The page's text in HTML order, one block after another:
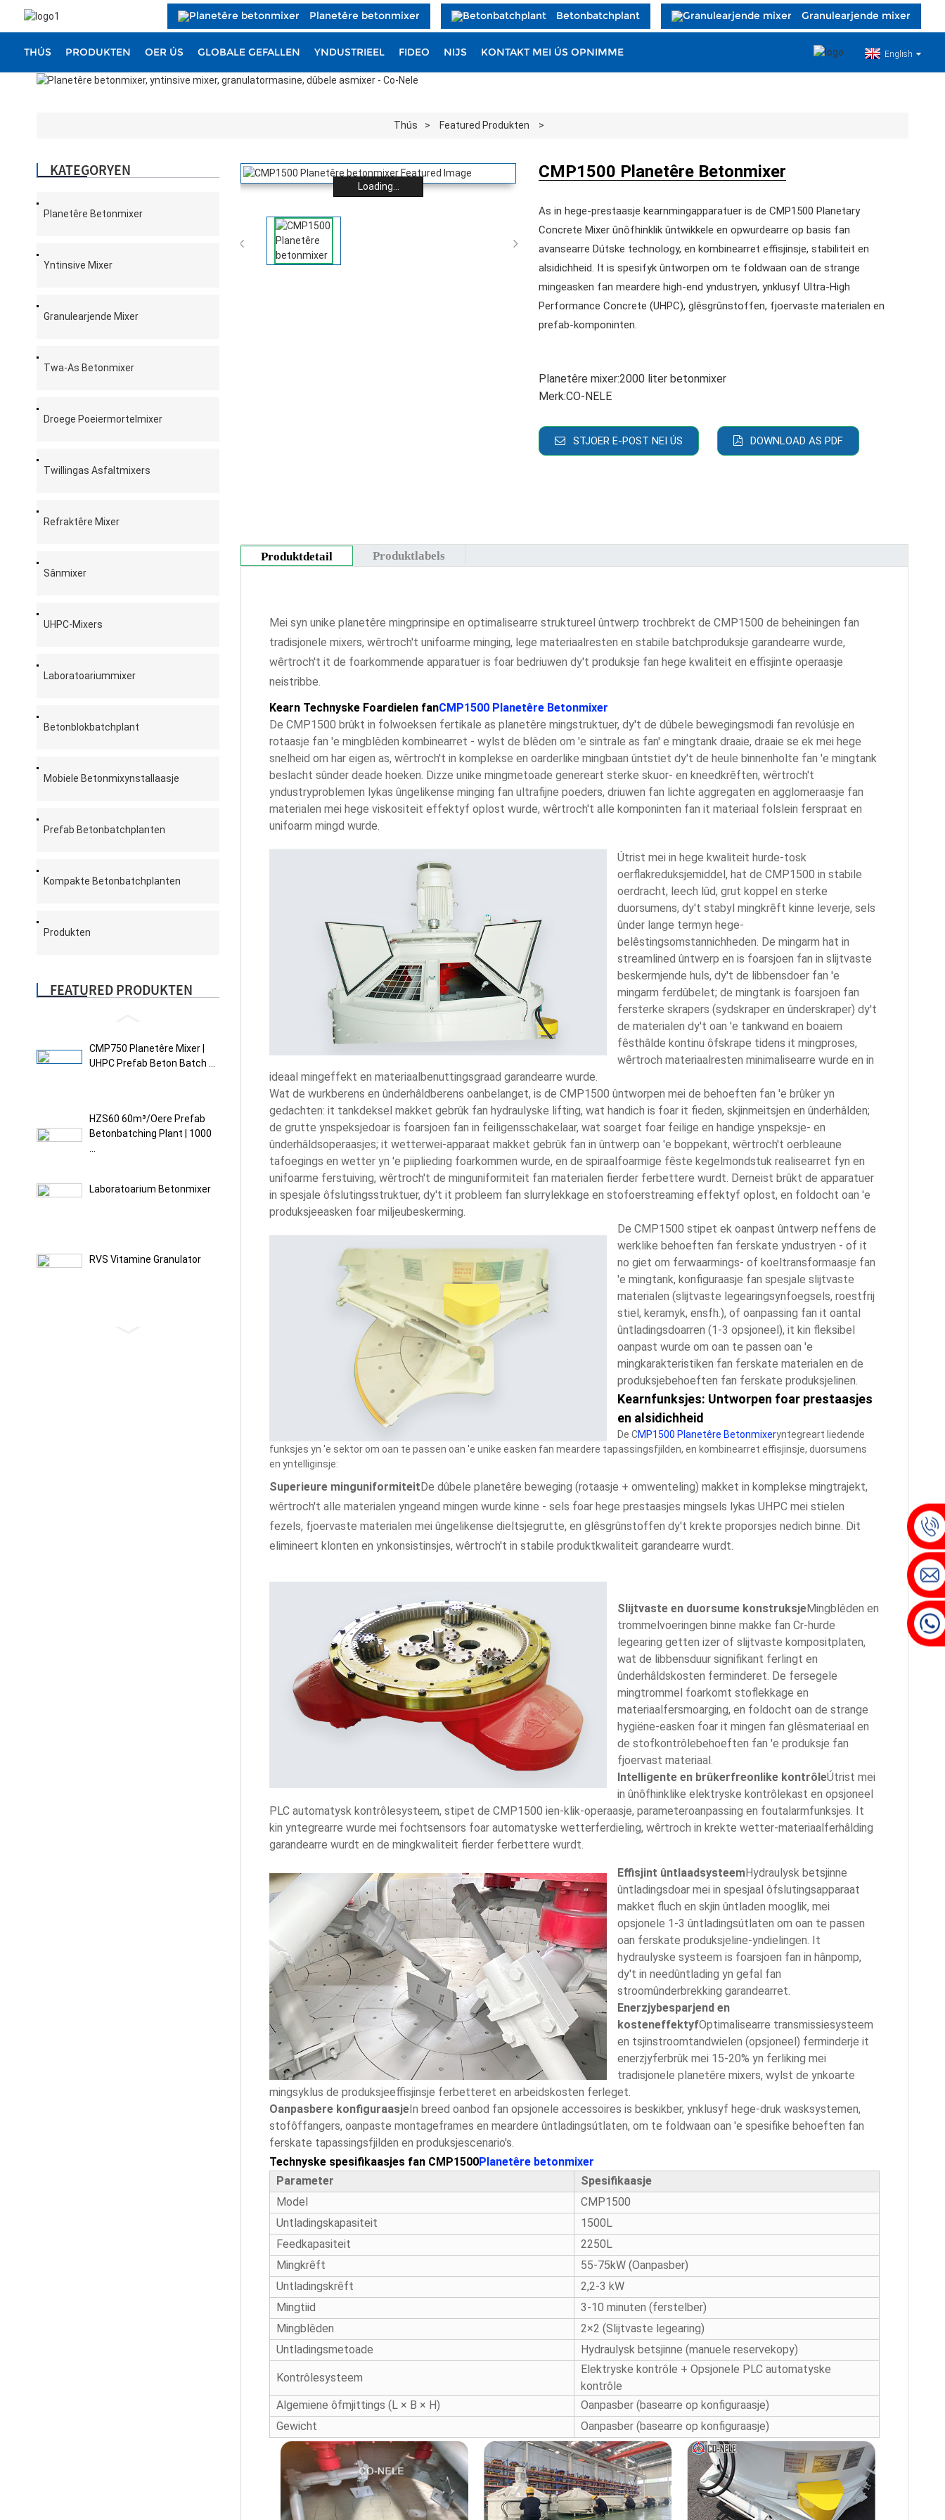
Planetêre betonmixer Betonbatchplant Granulearjende mixer
THÚS PRODUKTEN OER ÚS GLOBALE GEFALLEN YNDUSTRIEEL FIDEO NIJS KONTAKT MEI ÚS OPNIMME English
Thús Featured Produkten
KATEGORYEN
Planetêre Betonmixer
Yntinsive Mixer
Granulearjende Mixer
Twa-As Betonmixer
Droege Poeiermortelmixer
Twillingas Asfaltmixers
Refraktêre Mixer
Sânmixer
UHPC-Mixers
Laboratoariummixer
Betonblokbatchplant
Mobiele Betonmixynstallaasje
Prefab Betonbatchplanten
Kompakte Betonbatchplanten
Produkten
FEATURED PRODUKTEN
CMP750 Planetêre Mixer |
UHPC Prefab Beton Batch ...
HZS60 60m³/oere Prefab
Betonbatching Plant | 1000
Laboratoarium Betonmixer
RVS Vitamine Granulator
Loading...


CMP1500 Planetêre Betonmixer
As in hege-prestaasje kearnmingapparatuer is de CMP1500 Planetary
Concrete Mixer ûnôfhinklik ûntwikkele en opwurdearre op basis fan
avansearre Dútske technology, en kombinearret effisjinsje, stabiliteit en
alsidichheid. It is spesifyk ûntworpen om te foldwaan oan de strange
mingeasken fan meardere high-end yndustryen, ynklusyf Ultra-High
Performance Concrete (UHPC), glêsgrûnstoffen, fjoervaste materialen en
prefab-komponinten.
Planetêre mixer:2000 liter betonmixer
Merk:CO-NELE
STJOER E-POST NEI ÚS DOWNLOAD AS PDF
Produktdetail Produktlabels
Mei syn unike planetêre mingprinsipe en optimalisearre struktureel ûntwerp trochbrekt de CMP1500 de beheiningen fan
tradisjonele mixers, wêrtroch't unifoarme minging, lege materiaalresten en stabile batchproduksje garandearre wurde,
wêrtroch't it de foarkommende apparatuer is foar bedriuwen dy't produksje fan hege kwaliteit en effisjinte operaasje
neistribbe.
Kearn Technyske Foardielen fanCMP1500 Planetêre Betonmixer
De CMP1500 brûkt in folwoeksen fertikale as planetêre mingstruktuer, dy't de dûbele bewegingsmodi fan revolúsje en
rotaasje fan 'e mingblêden kombinearret - wylst de blêden om 'e sintrale as fan' e mingtank draaie, draaie se ek mei hege
snelheid om har eigen as, wêrtroch't in komplekse en oarderlike mingbaan ûntstiet dy't de heule binnenholte fan 'e mingtank
beslacht sûnder deade hoeken. Dizze unike mingmetoade genereart sterke skuor- en kneedkrêften, wêrtroch't
yndustryproblemen lykas ûngelikense minging fan ultrafijne poeders, driuwen fan lichte aggregaten en agglomeraasje fan
materialen mei hege viskositeit effektyf oplost wurde, wêrtroch't alle komponinten fan it materiaal folslein ferspraat en
unifoarm mingd wurde.
Útrist mei in hege kwaliteit hurde-tosk
oerflakreduksjemiddel, hat de CMP1500 in stabile
oerdracht, leech lûd, grut koppel en sterke
duorsumens, dy't stabyl mingkrêft kinne leverje, sels
ûnder lange termyn hege-
belêstingsomstannichheden. De mingarm hat in
streamlined ûntwerp en is foarsjoen fan in slijtvaste
beskermjende huls, dy't de libbensdoer fan 'e
mingarm ferdûbelet; de mingtank is foarsjoen fan
fersterke skrapers (sydskraper en ûnderskraper) dy't
de materialen dy't oan 'e tankwand en boaiem
fêsthâlde kontinu ôfskrape tidens it mingproses,
wêrtroch materiaalresten minimalisearre wurde en in
ideaal mingeffekt en materiaalbenuttingsgraad garandearre wurde.
Wat de wurkberens en ûnderhâldberens oanbelanget, is de CMP1500 ûntworpen mei de behoeften fan 'e brûker yn
gedachten: it tankdeksel makket gebrûk fan hydraulyske lifting, wat handich is foar it fieden, skjinmeitsjen en ûnderhâlden;
de grutte ynspeksjedoar is foarsjoen fan in feiligensschakelaar, wat soarget foar feilige en handige ynspeksje- en
ûnderhâldsoperaasjes; it wetterwei-apparaat makket gebrûk fan in ûntwerp oan 'e boppekant, wêrtroch't oerbleaune
tafoegings en wetter yn 'e piiplieding foarkommen wurde, en de spiraalfoarmige fêste kegelmondstuk realisearret fyn en
unifoarme ferstuiving, wêrtroch't de minguniformiteit fan materialen fierder ferbettere wurdt. Derneist brûkt de apparatuer
in spesjale ôfslutingsstruktuer, dy't it probleem fan slurrylekkage en stofoerstreaming effektyf oplost, en foldocht oan 'e
produksjeeasken foar miljeubeskerming.
De CMP1500 stipet ek oanpast ûntwerp neffens de
werklike behoeften fan ferskate yndustryen - of it
no giet om ferwaarmings- of koeltransformaasje fan
'e mingtank, konfiguraasje fan spesjale slijtvaste
materialen (slijtvaste legearingsynfoegsels, roestfrij
stiel, keramyk, ensfh.), of oanpassing fan it oantal
ûntladingsdoarren (1-3 opsjoneel), it kin fleksibel
oanpast wurde om oan te passen oan 'e
mingkarakteristiken fan ferskate materialen en de
produksjebehoeften fan ferskate produksjelinen.
Kearnfunksjes: Untworpen foar prestaasjes
en alsidichheid
De CMP1500 Planetêre Betonmixeryntegreart liedende
funksjes yn 'e sektor om oan te passen oan 'e unike easken fan meardere tapassingsfjilden, en kombinearret effisjinsje, duorsumens
en yntelliginsje:
Superieure minguniformiteitDe dûbele planetêre beweging (rotaasje + omwenteling) makket in komplekse mingtrajekt,
wêrtroch't alle materialen yngeand mingen wurde kinne - sels foar hege prestaasjes mingsels lykas UHPC mei stielen
fezels, fjoervaste materialen mei ûngelikense dieltsjegrutte, en glêsgrûnstoffen dy't krekte proporsjes nedich binne. Dit
elimineert klonten en ynkonsistinsjes, wêrtroch't in stabile produktkwaliteit garandearre wurdt.
Slijtvaste en duorsume konstruksjeMingblêden en
trommelvoeringen binne makke fan Cr-hurde
legearing getten izer of slijtvaste kompositplaten,
wat de libbensduur signifikant ferlingt en
ûnderhâldskosten ferminderet. De fersegele
mingtrommel foarkomt stoflekkage en
materiaalfersmoarging, en foldocht oan de strange
hygiëne-easken foar it mingen fan glêsmateriaal en
de stofkontrôlebehoeften fan 'e produksje fan
fjoervast materiaal.
Intelligente en brûkerfreonlike kontrôleÚtrist mei
in ûnôfhinklike elektryske kontrôlekast en opsjoneel
PLC automatysk kontrôlesysteem, stipet de CMP1500 ien-klik-operaasje, parameteroanpassing en foutalarmfunksjes. It
kin yntegrearre wurde mei fochtsensors foar automatyske wetterferdieling, wêrtroch in krekte wetter-materiaalferhâlding
garandearre wurdt en de mingkwaliteit fierder ferbettere wurdt.
Effisjint ûntlaadsysteemHydraulysk betsjinne
ûntladingsdoar mei in spesjaal ôfslutingsapparaat
makket fluch en skjin ûntladen mooglik, mei
opsjonele 1-3 ûntladingsútlaten om oan te passen
oan ferskate produksjeline-yndielingen. It
hydraulyske systeem is foarsjoen fan in hânpomp,
dy't in needûntlading yn gefal fan
stroomûnderbrekking garandearret.
Enerzjybesparjend en
kosteneffektyfOptimalisearre transmissiesysteem
en tsjinstroomtandwielen (opsjoneel) ferminderje it
enerzjyferbrûk mei 15-20% yn ferliking mei
tradisjonele planetêre mixers, wylst de ynkoarte
mingsyklus de produksjeeffisjinsje ferbetteret en arbeidskosten ferleget.
Oanpasbere konfiguraasjeIn breed oanbod fan opsjonele accessoires is beskikber, ynklusyf hege-druk wasksystemen,
stofôffangers, oanpaste montageframes en meardere ûntladingsútlaten, om te foldwaan oan 'e spesifike behoeften fan
ferskate tapassingsfjilden en produksjescenario's.
Technyske spesifikaasjes fan CMP1500Planetêre betonmixer
Parameter
Spesifikaasje
Model
CMP1500
Untladingskapasiteit
1500L
Feedkapasiteit
2250L
Mingkrêft
55-75kW (Oanpasber)
Untladingskrêft
2,2-3 kW
Mingtiid
3-10 minuten (ferstelber)
Mingblêden
2×2 (Slijtvaste legearing)
Untladingsmetoade
Hydraulysk betsjinne (manuele reservekopy)
Kontrôlesysteem
Elektryske kontrôle + Opsjonele PLC automatyske
kontrôle
Algemiene ôfmjittings (L × B × H)
Oanpasber (basearre op konfiguraasje)
Gewicht
Oanpasber (basearre op konfiguraasje)